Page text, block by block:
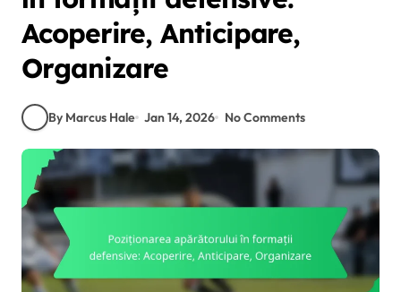
Acoperire, Anticipare,
Organizare
By Marcus Hale Jan 14, 2026 No Comments